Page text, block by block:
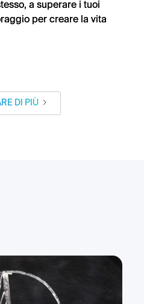
a superare i tuoi
per creare la vita
DI PIÙ